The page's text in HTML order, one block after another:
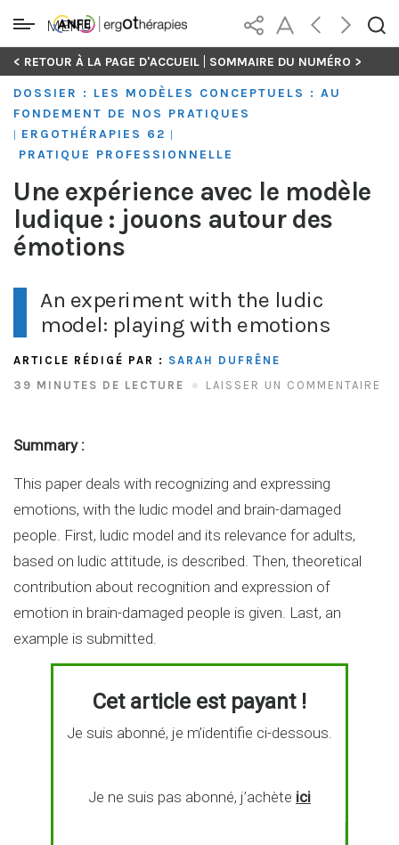
Skip
content
MENU
< RETOUR À LA PAGE D'ACCUEIL | SOMMAIRE DU NUMÉRO >
DOSSIER : LES MODÈLES CONCEPTUELS : AU
FONDEMENT DE NOS PRATIQUES
ERGOTHÉRAPIES 62
PRATIQUE PROFESSIONNELLE
Une expérience avec le modèle
ludique : jouons autour des
émotions
An experiment with the ludic
model: playing with emotions
ARTICLE RÉDIGÉ PAR : SARAH DUFRÊNE
39 MINUTES DE LECTURE
LAISSER UN COMMENTAIRE
Summary :
This paper deals with recognizing and expressing
emotions, with the ludic model and brain-damaged
people. First, ludic model and its relevance for adults,
based on ludic attitude, is described. Then, theoretical
contribution about recognition and expression of
emotion in brain-damaged people is given. Last, an
example is submitted.
Cet article est payant !
Je suis abonné, je m’identifie ci-dessous.
Je ne suis pas abonné, j’achète ici